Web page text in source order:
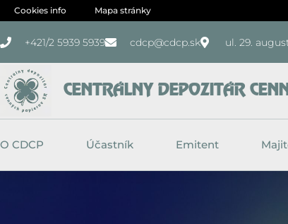
Preskočiť
obsah
Cookies info Mapa stránky
+421/2 5939 5939 cdcp@cdcp.sk ul. 29.
CENTRÁLNY DEPOZITÁR
O CDCP Účastník Emitent